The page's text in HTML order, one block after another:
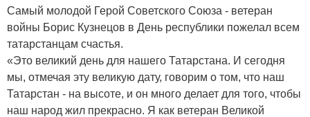
Самый молодой Герой Советского Союза - ветеран
войны Борис Кузнецов в День республики пожелал всем
татарстанцам счастья.
«Это великий день для нашего Татарстана. И сегодня
мы, отмечая эту великую дату, говорим о том, что наш
Татарстан - на высоте, и он много делает для того, чтобы
наш народ жил прекрасно. Я как ветеран Великой